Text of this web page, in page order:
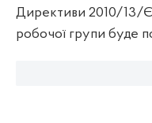
Директиви 2010/13/
робочої групи буде